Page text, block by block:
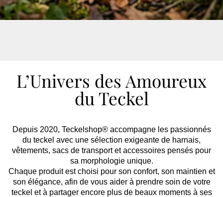
L’Univers des Amoureux
du Teckel
Depuis 2020, Teckelshop® accompagne les passionnés
du teckel avec une sélection exigeante de harnais,
vêtements, sacs de transport et accessoires pensés pour
sa morphologie unique.
Chaque produit est choisi pour son confort, son maintien et
son élégance, afin de vous aider à prendre soin de votre
teckel et à partager encore plus de beaux moments à ses